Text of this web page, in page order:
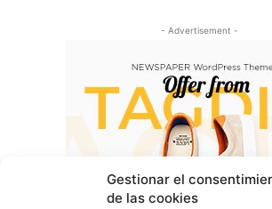
Gestionar el
de las cookies
- Advertisement -